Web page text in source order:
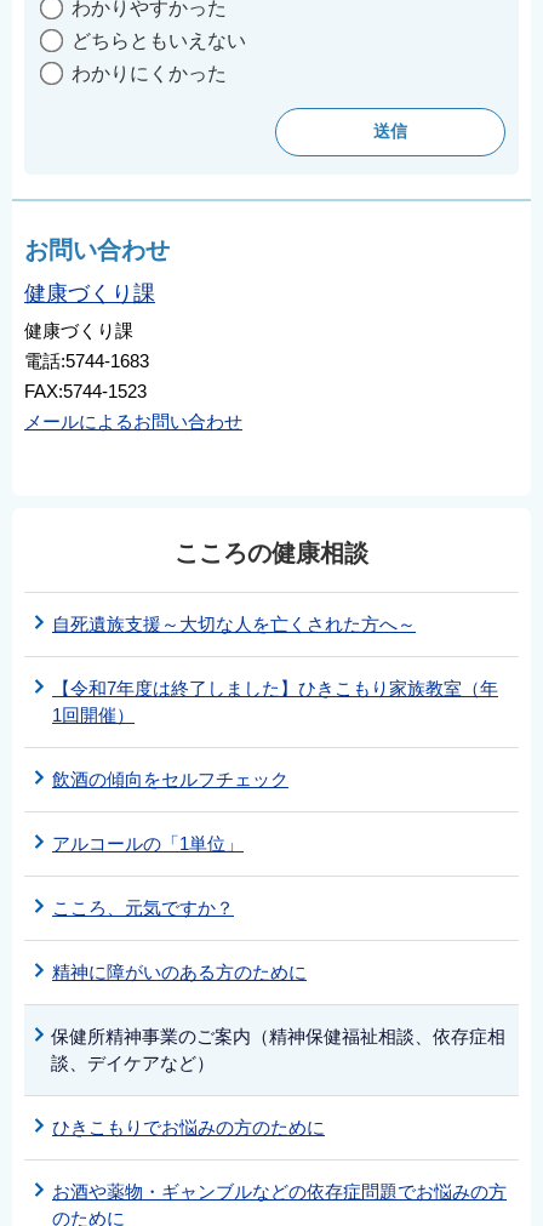
わかりやすかった
どちらともいえない
わかりにくかった
お問い合わせ
健康づくり課
健康づくり課
電話:5744-1683
FAX:5744-1523
メールによるお問い合わせ
こころの健康相談
自死遺族支援～大切な人を亡くされた方へ～
【令和7年度は終了しました】ひきこもり家族教室（年
1回開催）
飲酒の傾向をセルフチェック
アルコールの「1単位」
こころ、元気ですか？
精神に障がいのある方のために
保健所精神事業のご案内（精神保健福祉相談、依存症相
談、デイケアなど）
ひきこもりでお悩みの方のために
お酒や薬物・ギャンブルなどの依存症問題でお悩みの方
のために